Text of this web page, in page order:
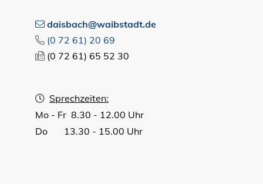
daisbach@waibstadt.de
(0 72 61) 20 69
(0 72 61) 65 52 30
Sprechzeiten:
Mo - Fr 8.30 - 12.00 Uhr
Do 13.30 - 15.00 Uhr